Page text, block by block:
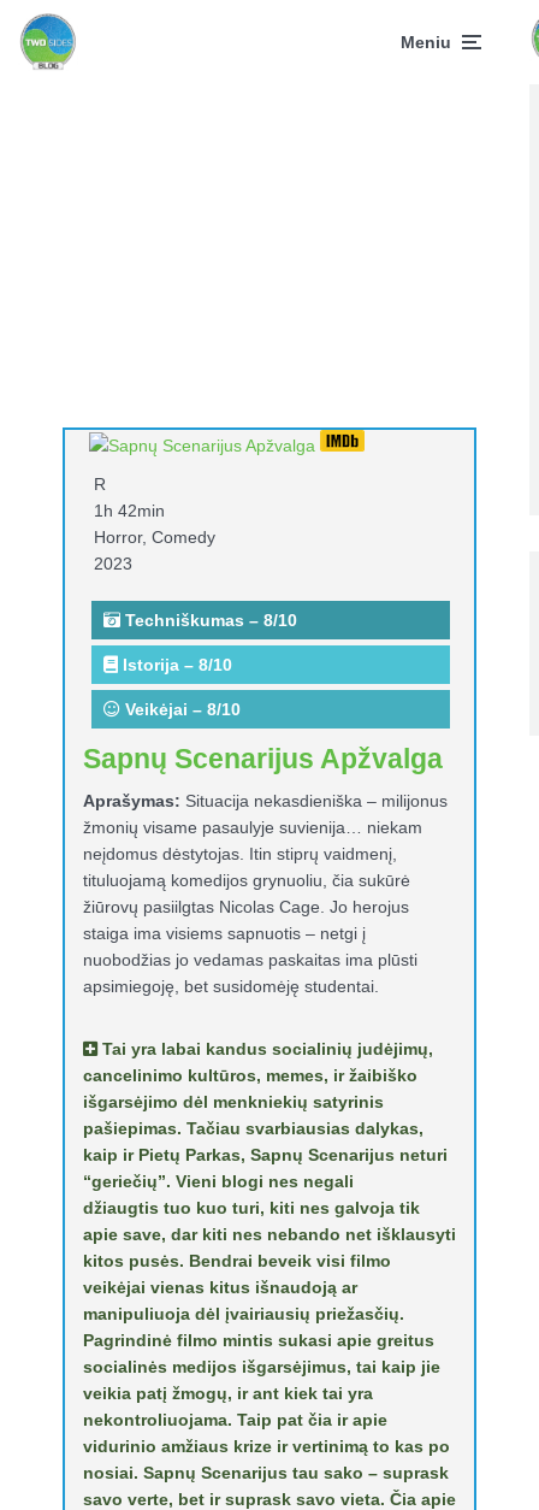
Meniu
R
1h 42min
Horror, Comedy
2023
Techniškumas – 8/10
Istorija – 8/10
Veikėjai – 8/10
Sapnų Scenarijus Apžvalga
Aprašymas: Situacija nekasdieniška – milijonus
žmonių visame pasaulyje suvienija… niekam
neįdomus dėstytojas. Itin stiprų vaidmenį,
tituluojamą komedijos grynuoliu, čia sukūrė
žiūrovų pasiilgtas Nicolas Cage. Jo herojus
staiga ima visiems sapnuotis – netgi į
nuobodžias jo vedamas paskaitas ima plūsti
apsimiegoję, bet susidomėję studentai.
Tai yra labai kandus socialinių judėjimų,
cancelinimo kultūros, memes, ir žaibiško
išgarsėjimo dėl menkniekių satyrinis
pašiepimas. Tačiau svarbiausias dalykas,
kaip ir Pietų Parkas, Sapnų Scenarijus neturi
“geriečių”. Vieni blogi nes negali
džiaugtis tuo kuo turi, kiti nes galvoja tik
apie save, dar kiti nes nebando net išklausyti
kitos pusės. Bendrai beveik visi filmo
veikėjai vienas kitus išnaudoją ar
manipuliuoja dėl įvairiausių priežasčių.
Pagrindinė filmo mintis sukasi apie greitus
socialinės medijos išgarsėjimus, tai kaip jie
veikia patį žmogų, ir ant kiek tai yra
nekontroliuojama. Taip pat čia ir apie
vidurinio amžiaus krize ir vertinimą to kas po
nosiai. Sapnų Scenarijus tau sako – suprask
savo verte, bet ir suprask savo vieta. Čia apie